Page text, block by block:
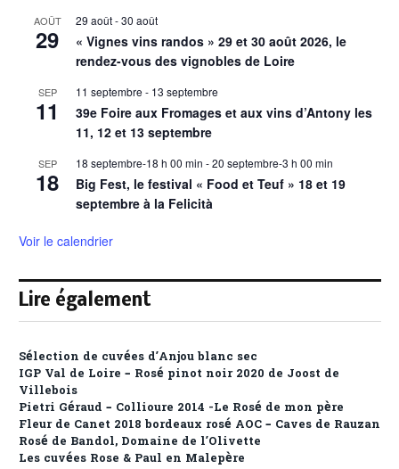
AOÛT
29
29 août-30 août
« Vignes vins randos » 29 et 30 août 2026, le
rendez-vous des vignobles de Loire
SEP
11
11 septembre - 13 septembre
39e Foire aux Fromages et aux vins d’Antony les
11, 12 et 13 septembre
SEP
18
18 septembre-18 h 00 min -20 septembre-3 h 00 min
Big Fest, le festival « Food et Teuf » 18 et 19
septembre à la Felicità
Voir le calendrier
Lire également
Sélection de cuvées d’Anjou blanc sec
IGP Val de Loire – Rosé pinot noir 2020 de Joost de
Villebois
Pietri Géraud – Collioure 2014 -Le Rosé de mon père
Fleur de Canet 2018 bordeaux rosé AOC – Caves de Rauzan
Rosé de Bandol, Domaine de l’Olivette
Les cuvées Rose & Paul en Malepère